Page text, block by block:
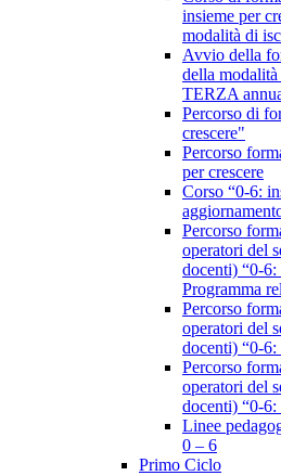
insieme per
modalità di
Avvio della
della
TERZA
Percorso di
crescere"
Percorso
per crescere
Corso “0-6:
Percorso
operatori del
docenti) “0-6:
Programma
Percorso
operatori del
docenti) “0-6:
Percorso
operatori del
docenti) “0-6:
Linee
0 – 6
Primo Ciclo